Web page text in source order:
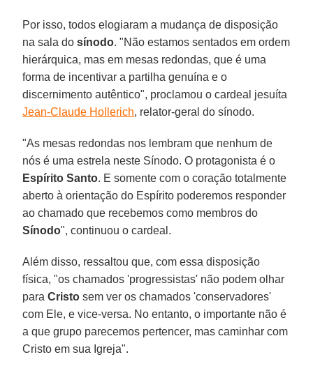
Por isso, todos elogiaram a mudança de disposição
na sala dosínodo. "Não estamos sentados em ordem
hierárquica, mas em mesas redondas, que é uma
forma de incentivar a partilha genuína e o
discernimento autêntico", proclamou o cardeal jesuíta
Jean-Claude Hollerich, relator-geral do sínodo.
"As mesas redondas nos lembram que nenhum de
nós é uma estrela neste Sínodo. O protagonista é o
Espírito Santo. E somente com o coração totalmente
aberto à orientação do Espírito poderemos responder
ao chamado que recebemos como membros do
Sínodo", continuou o cardeal.
Além disso, ressaltou que, com essa disposição
física, "os chamados 'progressistas' não podem olhar
paraCristo sem ver os chamados 'conservadores'
com Ele, e vice-versa. No entanto, o importante não é
a que grupo parecemos pertencer, mas caminhar com
Cristo em sua Igreja".